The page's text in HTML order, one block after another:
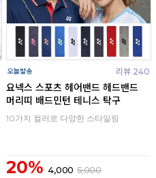
리뷰 240
요넥스 스포츠 헤어밴드 헤드밴드
머리띠 배드민턴 테니스 탁구
10가지 컬러로 다양한 스타일링
20% 4,000 5,000